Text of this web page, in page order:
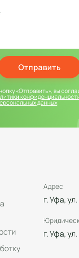
Отправить
«Отправить», вы
данных
Адрес
г. Уфа,
г. Уфа,